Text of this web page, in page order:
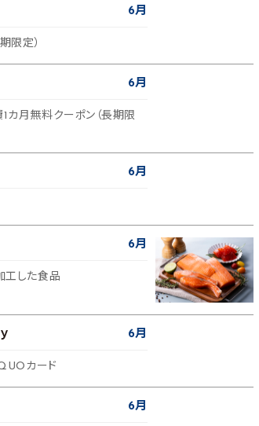
6月
限定）
6月
1カ月無料クーポン（長期限
6月
6月
工した食品
6月
カード
6月